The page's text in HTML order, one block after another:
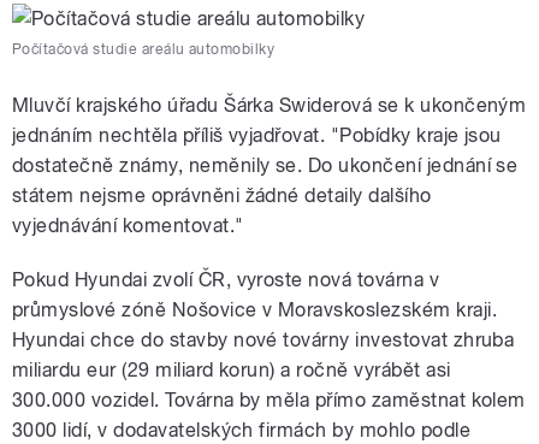
Počítačová studie areálu automobilky
Mluvčí krajského úřadu Šárka Swiderová se k ukončeným
jednáním nechtěla příliš vyjadřovat. "Pobídky kraje jsou
dostatečně známy, neměnily se. Do ukončení jednání se
státem nejsme oprávněni žádné detaily dalšího
vyjednávání komentovat."
Pokud Hyundai zvolí ČR, vyroste nová továrna v
průmyslové zóně Nošovice v Moravskoslezském kraji.
Hyundai chce do stavby nové továrny investovat zhruba
miliardu eur (29 miliard korun) a ročně vyrábět asi
300.000 vozidel. Továrna by měla přímo zaměstnat kolem
3000 lidí, v dodavatelských firmách by mohlo podle